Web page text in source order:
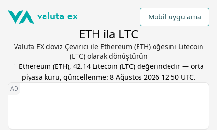
Mobil uygulama
ETH ila LTC
Valuta EX döviz Çevirici ile Ethereum (ETH) öğesini Litecoin
(LTC) olarak dönüştürün
1 Ethereum (ETH), 42.14 Litecoin (LTC) değerindedir — orta
piyasa kuru, güncellenme: 8 Ağustos 2026 12:50 UTC.